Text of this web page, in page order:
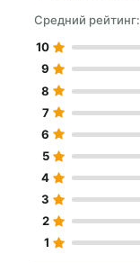
Средний рейтинг:
10
9
8
7
6
5
4
3
2
1